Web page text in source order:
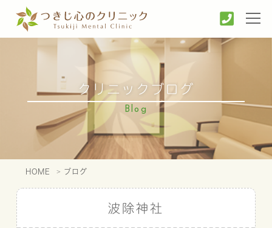
クリニックブログ
Blog
HOME ブログ
波除神社